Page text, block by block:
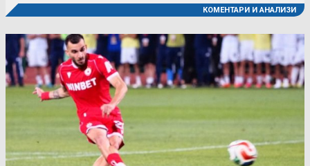
КОМЕНТАРИ И АНАЛИЗИ